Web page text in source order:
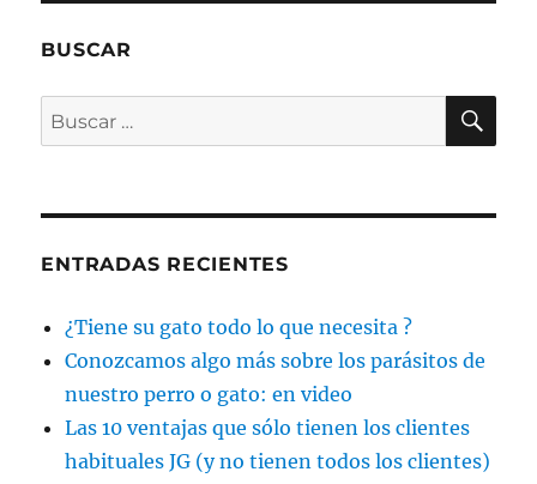
BUSCAR
Buscar
por:
ENTRADAS RECIENTES
¿Tiene su gato todo lo que necesita ?
Conozcamos algo más sobre los parásitos de
nuestro perro o gato: en video
Las 10 ventajas que sólo tienen los clientes
habituales JG (y no tienen todos los clientes)